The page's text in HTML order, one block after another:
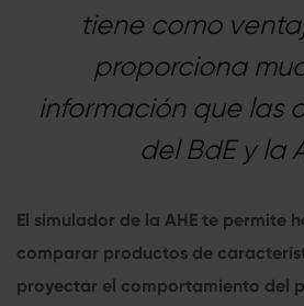
tiene como
proporciona
información que las
del BdE y la
El simulador de la AHE te permite
comparar productos de
proyectar el comportamiento del